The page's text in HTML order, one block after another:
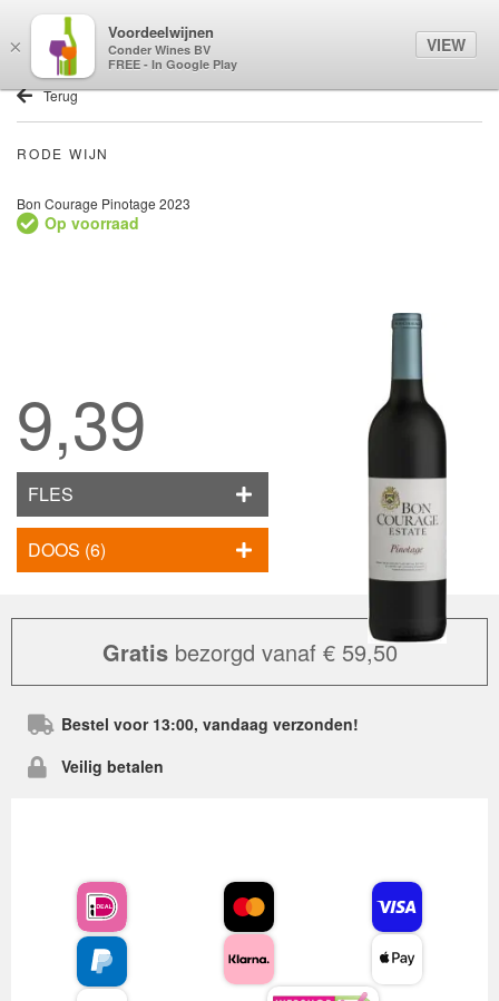
0
Terug
RODE WIJN
Bon Courage Pinotage 2023
Op voorraad
9,39
FLES
DOOS (6)
Gratisbezorgd vanaf € 59,50
Bestel voor 13:00, vandaag verzonden!
Veilig betalen
×
Voordeelwijnen
Conder Wines BV
FREE - In Google Play
VIEW